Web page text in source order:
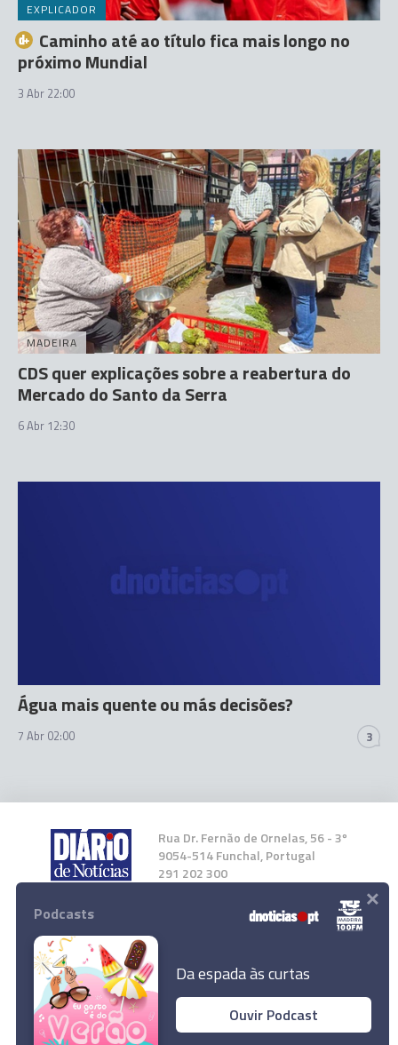
EXPLICADOR
Caminho até ao título fica mais longo no
próximo Mundial
3 Abr 22:00
MADEIRA
CDS quer explicações sobre a reabertura do
Mercado do Santo da Serra
6 Abr 12:30
Água mais quente ou más decisões?
7 Abr 02:00 3
Rua Dr. Fernão de Ornelas, 56 - 3º
9054-514 Funchal, Portugal
291 202 300
Instale a nossa App
© 2026 Empresa Diário de Notícias, Lda.
Podcasts
Da espada às curtas
Ouvir Podcast
×